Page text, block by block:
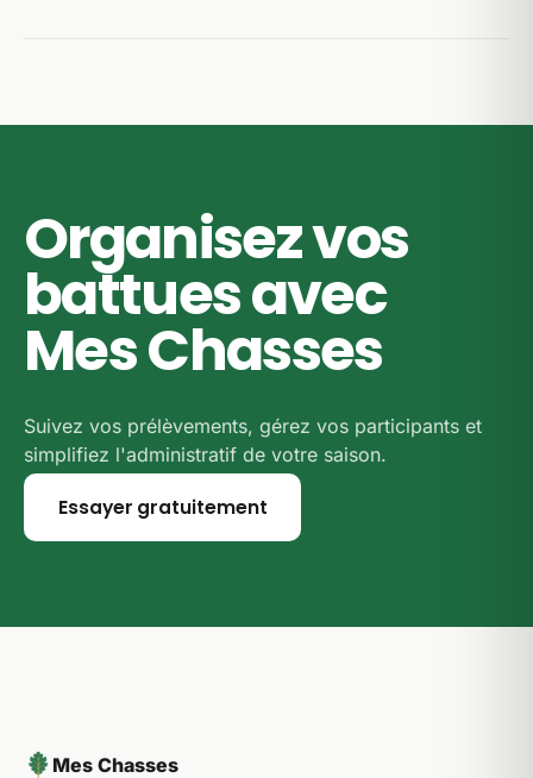
Organisez vos
battues avec
Mes Chasses
Suivez vos prélèvements, gérez vos participants et
simplifiez l'administratif de votre saison.
Essayer gratuitement
Mes Chasses